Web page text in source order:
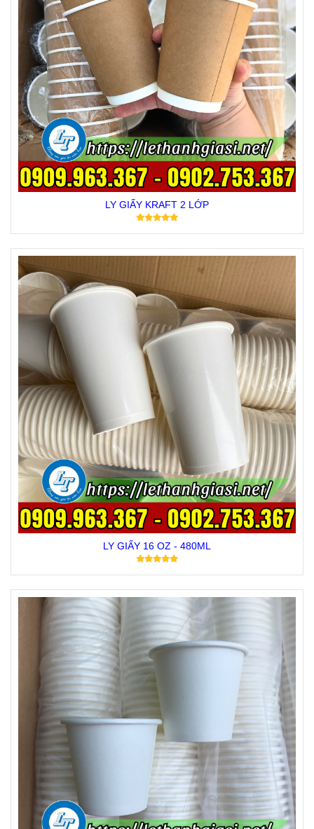
LY GIẤY KRAFT 2 LỚP
LY GIẤY 16 OZ - 480ML